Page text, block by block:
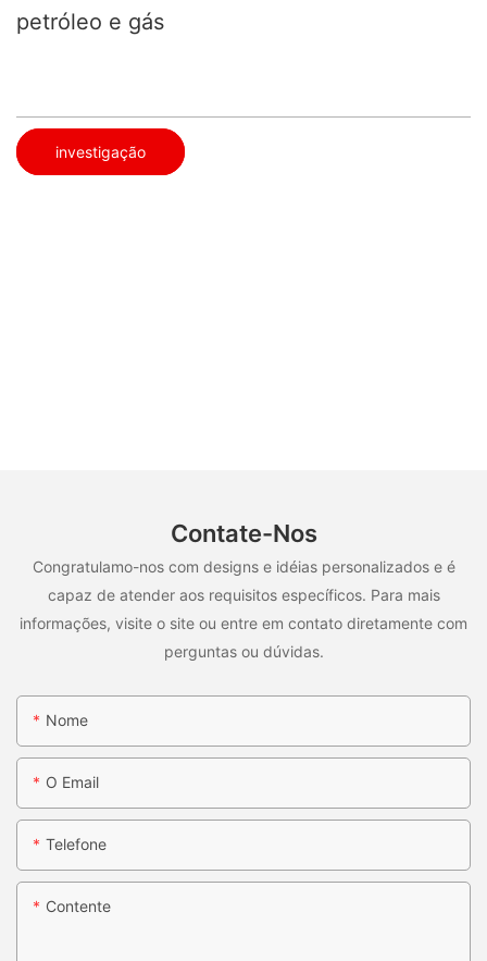
petróleo e gás
investigação
Contate-Nos
Congratulamo-nos com designs e idéias personalizados e é
capaz de atender aos requisitos específicos. Para mais
informações, visite o site ou entre em contato diretamente com
perguntas ou dúvidas.
Nome
O Email
Telefone
Contente